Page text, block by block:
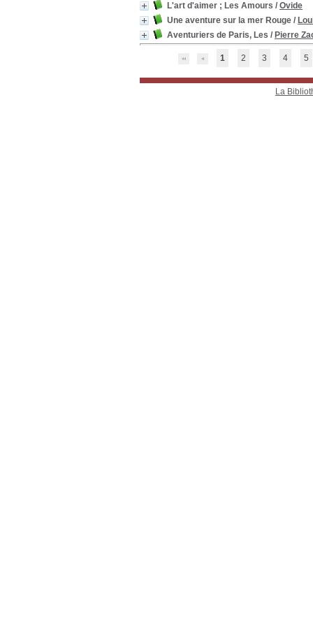
L'art d'aimer ; Les Amours / Ovide
Une aventure sur la mer Rouge /
Aventuriers de Paris, Les / Pierre
1 2 3 4 5
La